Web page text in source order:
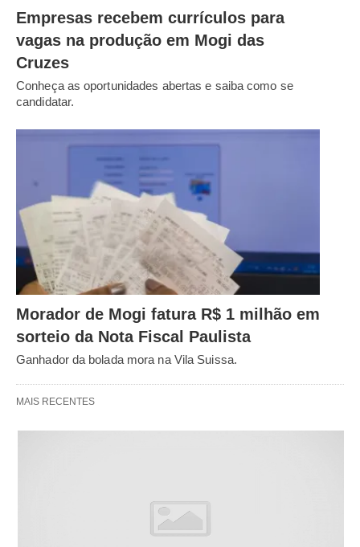
Empresas recebem currículos para
vagas na produção em Mogi das
Cruzes
Conheça as oportunidades abertas e saiba como se
candidatar.
Morador de Mogi fatura R$ 1 milhão em
sorteio da Nota Fiscal Paulista
Ganhador da bolada mora na Vila Suissa.
MAIS RECENTES